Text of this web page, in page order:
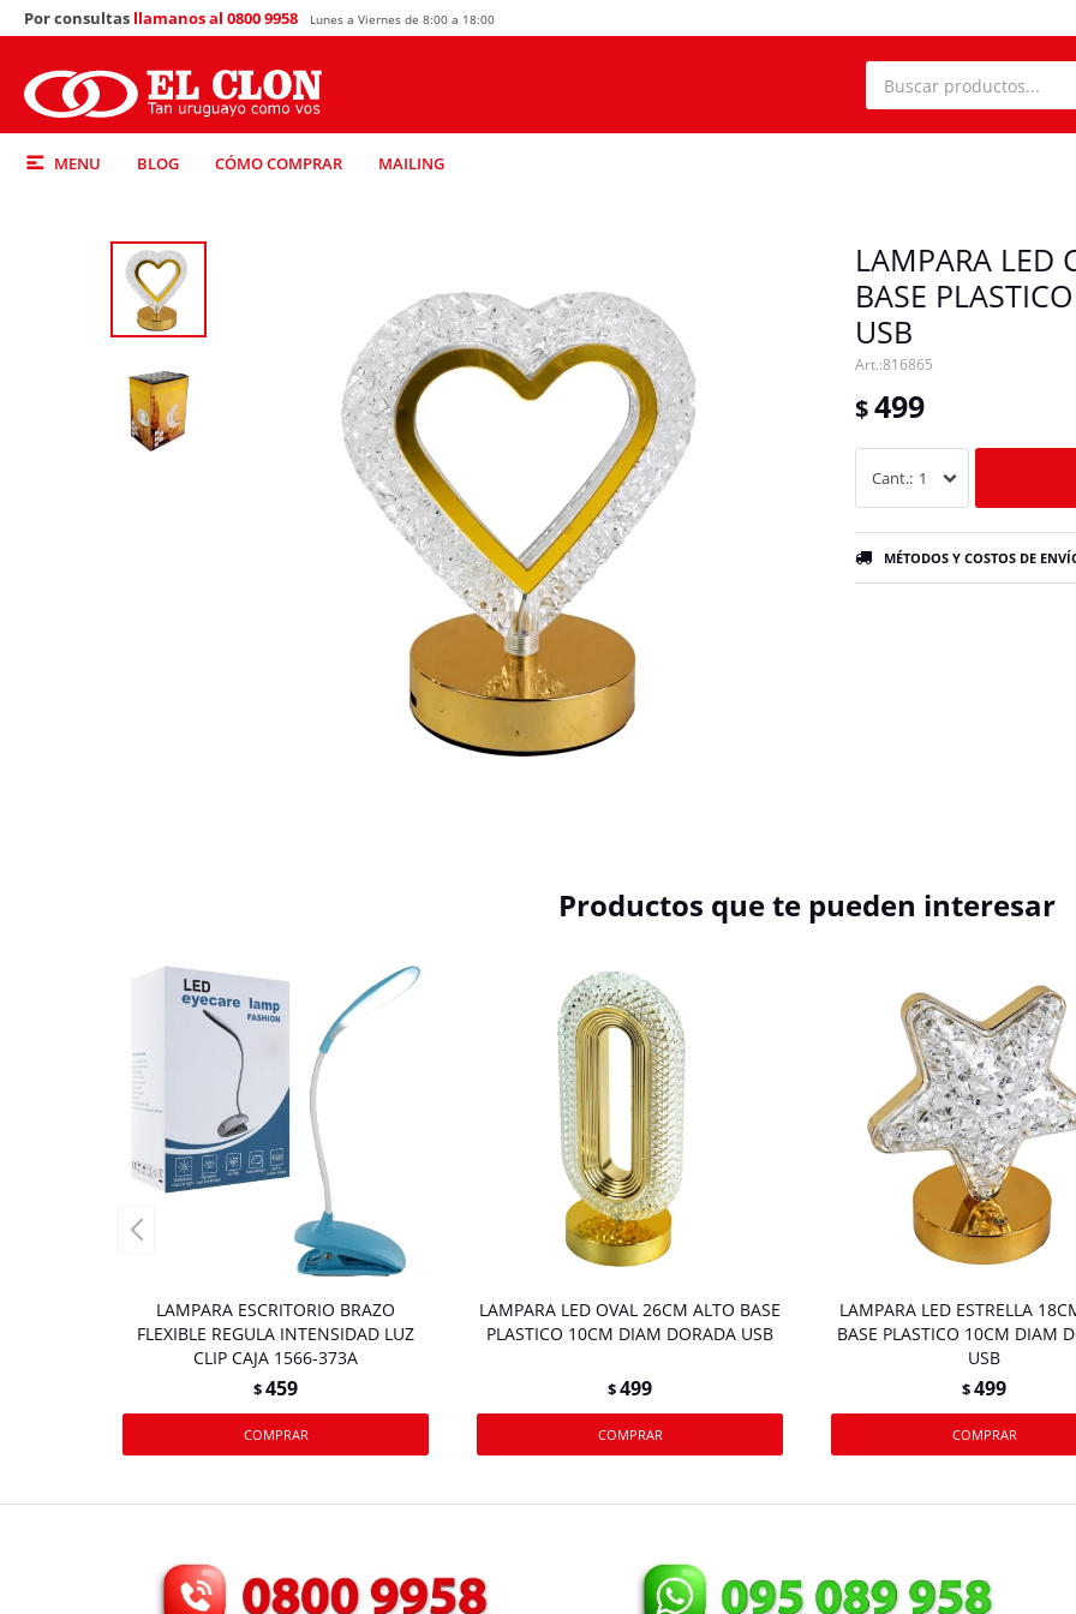
MENU BLOG CÓMO COMPRAR MAILING
Por consultas llamanos al 0800 9958 Lunes a Viernes de 8:00 a 18:00
LAMPARA LED
BASE
USB
816865
$499
1
MÉTODOS Y COSTOS DE
Productos que te pueden interesar
LAMPARA ESCRITORIO BRAZO
FLEXIBLE REGULA INTENSIDAD LUZ
CLIP CAJA 1566-373A
$459
LAMPARA LED OVAL 26CM ALTO BASE
PLASTICO 10CM DIAM DORADA USB
$499
LAMPARA LED ESTRELLA
BASE PLASTICO 10CM DIAM
USB
$499